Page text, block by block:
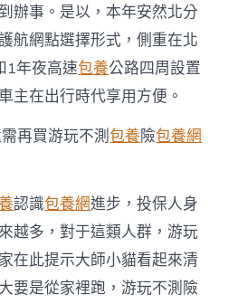
辦事。是以，本年安然北分
航網點選擇形式，側重在北
1年夜高速包養公路四周設置
主在出行時代享用方便。
再買游玩不測包養險包養網
認識包養網進步，投保人身
越多，對于這類人群，游玩
在此提示大師小貓看起來清
要是從家裡跑，游玩不測險